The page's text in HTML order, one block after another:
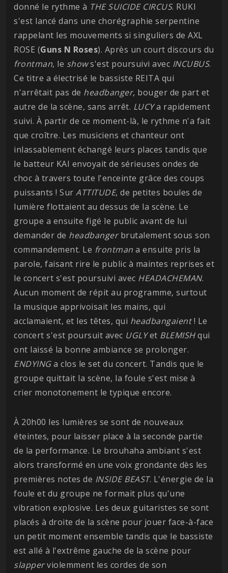
donné le rythme à THE SUICIDE CIRCUS. RUKI
s'est lancé dans une chorégraphie serpentine
rappelant les mouvements si singuliers de AXL
ROSE (Guns N Roses). Après un court discours du
frontman, le shows'est poursuivi avec INCUBUS.
Ce titre a électrisé le bassiste REITA qui
n'arrêtait pas de headbanger, bouger de part et
autre de la scène, sans arrêt. LUCYa rapidement
suivi. À partir de ce moment-là, le rythme n'a fait
que croître. Les musiciens et chanteur ont
inlassablement échangé leurs places tandis que
le batteur KAI envoyait de sérieuses ondes de
choc à travers toute l'enceinte grâce des coups
puissants ! Sur ATTITUDE, de petites boules de
lumière flottaient au dessus de la scène. Le
groupe a ensuite figé le public avant de lui
demander de headbangerbrutalement sous son
commandement. Le frontman a ensuite pris la
parole, faisant rire le public à maintes reprises et
le concert s'est poursuivi avec HEADACHEMAN.
Aucun moment de répit au programme, surtout
la musique apprivoisait les mains, qui
acclamaient, et les têtes, qui headbangaient! Le
concert s'est poursuit avec UGLYet BLEMISHqui
ont laissé la bonne ambiance se prolonger.
ENDYINGa clos le set du concert. Tandis que le
groupe quittait la scène, la foule s'est mise à
crier monotonement le typique encore.
À 20h00 les lumières se sont de nouveaux
éteintes, pour laisser place à la seconde partie
de la performance. Le brouhaha ambiant s'est
alors transformé en une voix grondante dès les
premières notes de INSIDE BEAST. L'énergie de la
foule et du groupe ne formait plus qu'une
vibration explosive. Les deux guitaristes se sont
placés à droite de la scène pour jouer face-à-face
un petit moment ensemble tandis que le bassiste
est allé à l'extrême gauche de la scène pour
slapperviolemment les cordes de son